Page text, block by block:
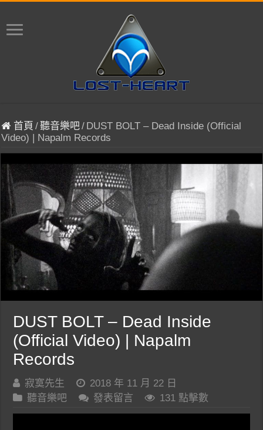
首頁 /聽音樂吧/ DUST BOLT – Dead Inside (Official
Video) | Napalm Records
DUST BOLT – Dead Inside
(Official Video) | Napalm
Records
寂寞先生
2018 年 11 月 22 日
聽音樂吧
發表留言 131 點擊數